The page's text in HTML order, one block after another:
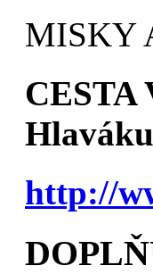
MISKY
CESTA
Hlaváku
http://